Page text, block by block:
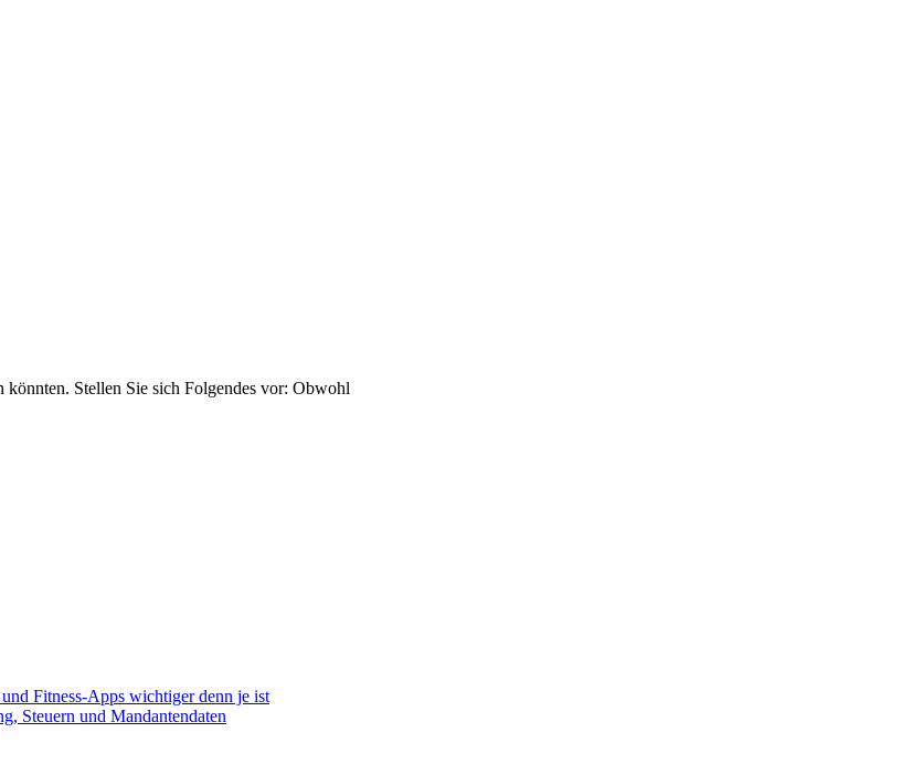
Stellen Sie sich Folgendes vor: Obwohl
Fitness-Apps wichtiger denn je ist
Steuern und Mandantendaten